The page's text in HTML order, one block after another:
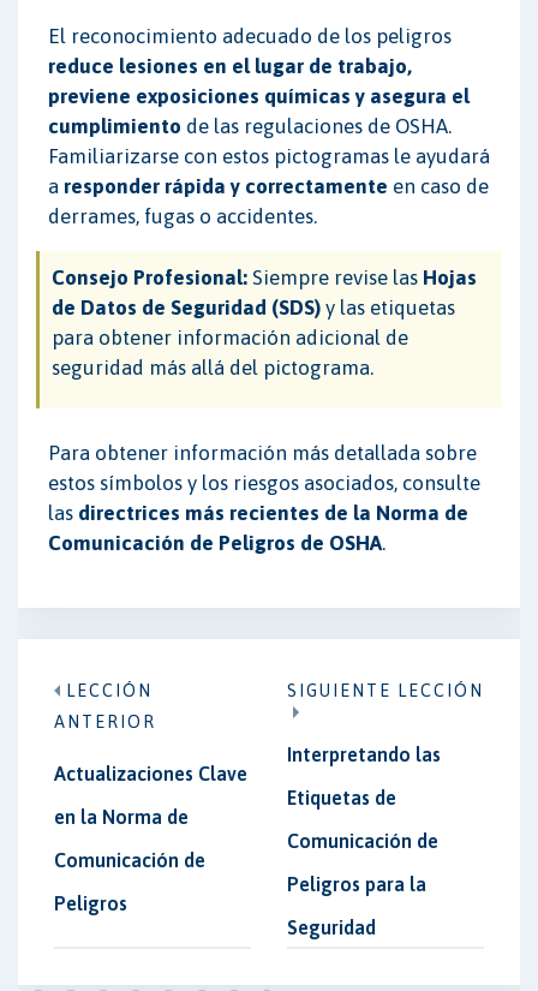
El reconocimiento adecuado de los peligros
reduce lesiones en el lugar de trabajo,
previene exposiciones químicas y asegura el
cumplimiento de las regulaciones de OSHA.
Familiarizarse con estos pictogramas le ayudará
a responder rápida y correctamente en caso de
derrames, fugas o accidentes.
Consejo Profesional: Siempre revise las Hojas
de Datos de Seguridad (SDS) y las etiquetas
para obtener información adicional de
seguridad más allá del pictograma.
Para obtener información más detallada sobre
estos símbolos y los riesgos asociados, consulte
las directrices más recientes de la Norma de
Comunicación de Peligros de OSHA.
LECCIÓN
ANTERIOR
Actualizaciones Clave
en la Norma de
Comunicación de
Peligros
SIGUIENTE LECCIÓN
Interpretando las
Etiquetas de
Comunicación de
Peligros para la
Seguridad